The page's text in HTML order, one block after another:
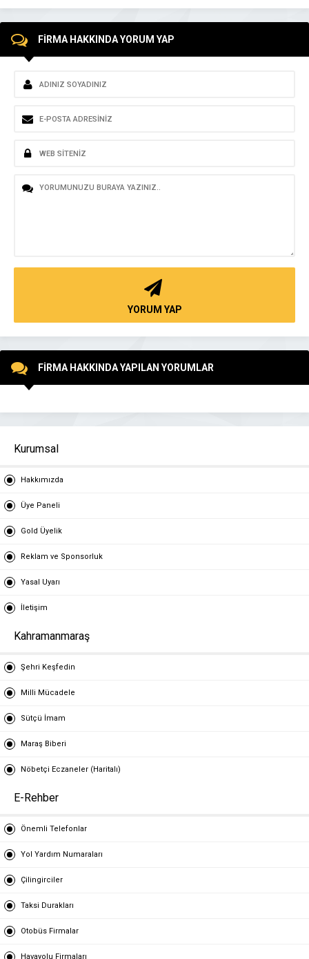
FİRMA HAKKINDA YORUM YAP
YORUM YAP
FİRMA HAKKINDA YAPILAN YORUMLAR
Kurumsal
Hakkımızda
Üye Paneli
Gold Üyelik
Reklam ve Sponsorluk
Yasal Uyarı
İletişim
Kahramanmaraş
Şehri Keşfedin
Milli Mücadele
Sütçü İmam
Maraş Biberi
Nöbetçi Eczaneler (Haritalı)
E-Rehber
Önemli Telefonlar
Yol Yardım Numaraları
Çilingirciler
Taksi Durakları
Otobüs Firmalar
Havayolu Firmaları